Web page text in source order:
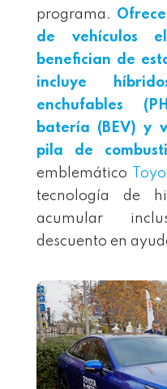
programa.
de vehículos
benefician de
incluye
enchufables
batería (BEV) y
pila de
emblemático
tecnología de
acumular
descuento en